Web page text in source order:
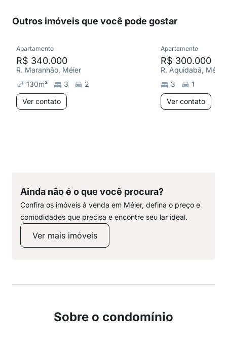
Outros imóveis que você pode gostar
Apartamento
R$ 340.000
R. Maranhão, Méier
130m² 3
2
Ver contato
Apartamento
R$ 300.000
R. Aquidabã, Méier
3
1
Ver contato
Ainda não é o que você procura?
Confira os imóveis à venda em Méier, defina o preço e
comodidades que precisa e encontre seu lar ideal.
Ver mais imóveis
Sobre o condomínio